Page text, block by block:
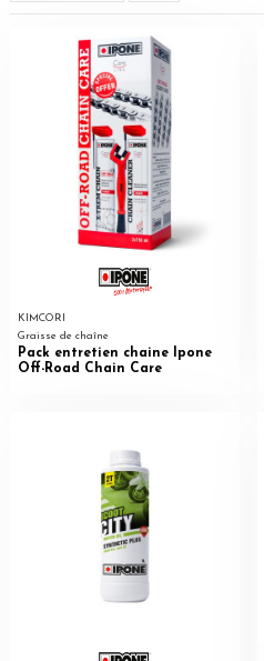
KIMCORI
Graisse de chaîne
Pack entretien chaine Ipone
Off-Road Chain Care